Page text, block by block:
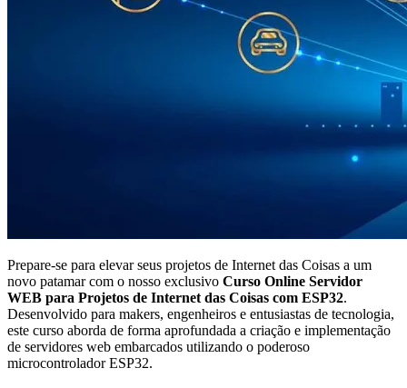
Prepare-se para elevar seus projetos de Internet das Coisas a um
novo patamar com o nosso exclusivo Curso Online Servidor
WEB para Projetos de Internet das Coisas com ESP32.
Desenvolvido para makers, engenheiros e entusiastas de tecnologia,
este curso aborda de forma aprofundada a criação e implementação
de servidores web embarcados utilizando o poderoso
microcontrolador ESP32.